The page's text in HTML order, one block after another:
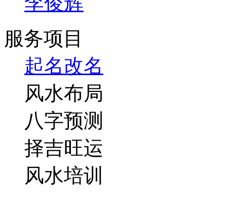
服务项目
起名改名
风水布局
八字预测
择吉旺运
风水培训